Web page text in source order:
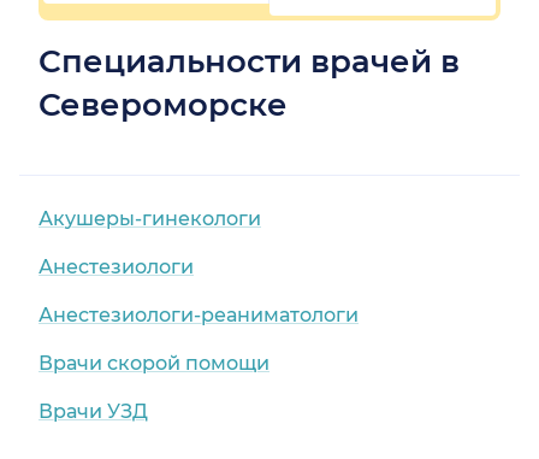
Специальности врачей в
Североморске
Акушеры-гинекологи
Анестезиологи
Анестезиологи-реаниматологи
Врачи скорой помощи
Врачи УЗД